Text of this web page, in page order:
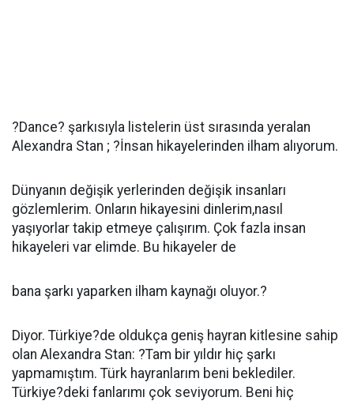
?Dance? şarkısıyla listelerin üst sırasında yeralan
Alexandra Stan ; ?İnsan hikayelerinden ilham alıyorum.
Dünyanın değişik yerlerinden değişik insanları
gözlemlerim. Onların hikayesini dinlerim,nasıl
yaşıyorlar takip etmeye çalışırım. Çok fazla insan
hikayeleri var elimde. Bu hikayeler de
bana şarkı yaparken ilham kaynağı oluyor.?
Diyor. Türkiye?de oldukça geniş hayran kitlesine sahip
olan Alexandra Stan: ?Tam bir yıldır hiç şarkı
yapmamıştım. Türk hayranlarım beni beklediler.
Türkiye?deki fanlarımı çok seviyorum. Beni hiç